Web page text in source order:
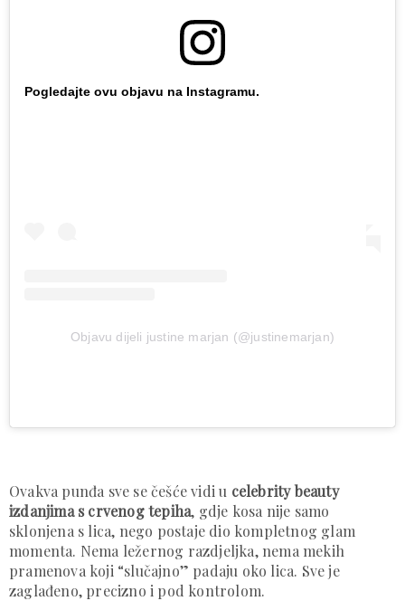
Pogledajte ovu objavu na Instagramu.
Objavu dijeli justine marjan (@justinemarjan)
Ovakva punđa sve se češće vidi u celebrity beauty
izdanjima s crvenog tepiha, gdje kosa nije samo
sklonjena s lica, nego postaje dio kompletnog glam
momenta. Nema ležernog razdjeljka, nema mekih
pramenova koji “slučajno” padaju oko lica. Sve je
zaglađeno, precizno i pod kontrolom.